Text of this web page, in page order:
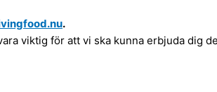
.
viktig för att vi ska kunna erbjuda dig